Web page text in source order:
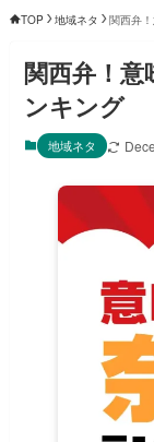
TOP 地域ネタ 関西弁
関西弁！
ンキング
地域ネタ